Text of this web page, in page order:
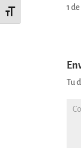
Alternar tamaño de letra
1
Tu